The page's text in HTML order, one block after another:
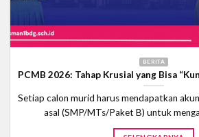
BERITA
PCMB 2026: Tahap Krusial yang Bisa
Setiap calon murid harus mendapatkan
asal (SMP/MTs/Paket B) untuk